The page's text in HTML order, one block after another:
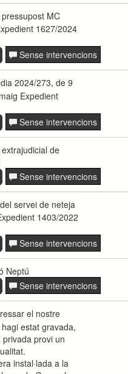
MC
1627/2024
Sense intervencions
2024/273, de 9
Expedient
Sense intervencions
de
Sense intervencions
servei de neteja
1403/2022
Sense intervencions
Neptú
Sense intervencions
el nostre
estat gravada,
provi un
instal·lada a la